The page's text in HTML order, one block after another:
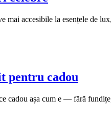
mai accesibile la esențele de
pentru cadou
cadou așa cum e — fără